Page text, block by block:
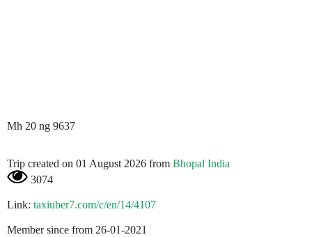
Mh 20 ng 9637
Trip created on 01 August 2026 from Bhopal India
3074
Link: taxiuber7.com/c/en/14/4107
Member since from 26-01-2021